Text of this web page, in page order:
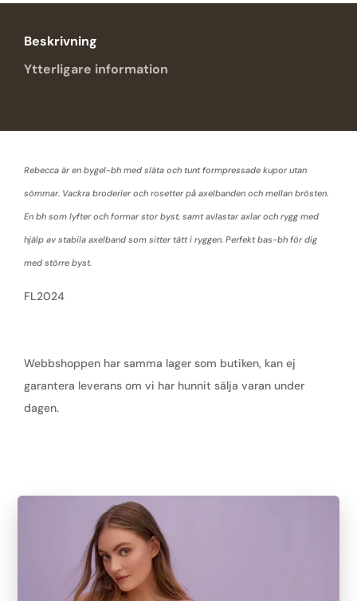
Beskrivning
Ytterligare information
Rebecca är en bygel-bh med släta och tunt formpressade kupor utan
sömmar. Vackra broderier och rosetter på axelbanden och mellan brösten.
En bh som lyfter och formar stor byst, samt avlastar axlar och rygg med
hjälp av stabila axelband som sitter tätt i ryggen. Perfekt bas-bh för dig
med större byst.
FL2024
Webbshoppen har samma lager som butiken, kan ej
garantera leverans om vi har hunnit sälja varan under
dagen.